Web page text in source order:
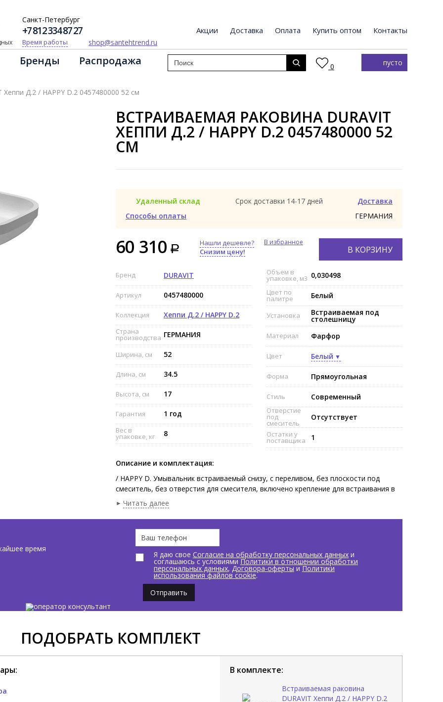
Санкт-Петербург
+7 812 334 87 27
Время работы shop@santehtrend.ru
Акции Доставка Оплата Купить оптом Контакты
Бренды Распродажа 0 пусто
Д.2 / HAPPY D.2 0457480000 52 см
ВСТРАИВАЕМАЯ РАКОВИНА DURAVIT
ХЕППИ Д.2 / HAPPY D.2 0457480000 52
СМ
Удаленный склад Срок доставки 14-17 дней
Доставка
Способы оплаты
ГЕРМАНИЯ
60 310
Нашли дешевле?
Снизим цену!
В избранное
В КОРЗИНУ
Бренд DURAVIT
Артикул 0457480000
Коллекция Хеппи Д.2 / HAPPY D.2
Страна
производства ГЕРМАНИЯ
Ширина, см 52
Длина, см 34.5
Высота, см 17
Гарантия 1 год
Вес в
упаковке, кг 8
Объем в
упаковке, м3 0,030498
Цвет по
палитре Белый
Установка Встраиваемая под
столешницу
Материал Фарфор
Цвет Белый
Форма Прямоугольная
Стиль Современный
Отверстие
под
смеситель
Отсутствует
Остатки у
поставщика 1
Описание и комплектация:
/ HAPPY D. Умывальник встраиваемый снизу, с переливом, без плоскости под
смеситель, без отверстия для смесителя, включено крепление для встраивания в
деревянную столешницу, размер 4,8х34.5 см, цвет белый
Читать далее
время
Я даю свое Согласие на обработку персональных данныхи
соглашаюсь с условиями Политики в отношении обработки
персональных данных, Договора-оферты и Политики
использования файлов cookie.
Отправить
ПОДОБРАТЬ КОМПЛЕКТ
В комплекте:
Встраиваемая раковина
DURAVIT Хеппи Д.2 / HAPPY D.2